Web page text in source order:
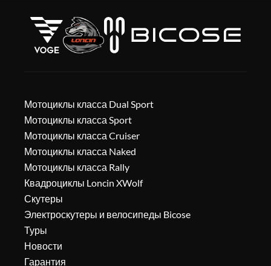
Мотоциклы класса Dual Sport
Мотоциклы класса Sport
Мотоциклы класса Cruiser
Мотоциклы класса Naked
Мотоциклы класса Rally
Квадроциклы Loncin XWolf
Скутеры
Электроскутеры и велосипеды Bicose
Туры
Новости
Гарантия